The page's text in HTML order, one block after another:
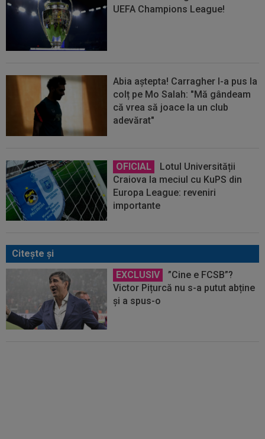
UEFA Champions League!
Abia aștepta! Carragher l-a pus la
colț pe Mo Salah: "Mă gândeam
că vrea să joace la un club
adevărat"
OFICIAL
Lotul Universității
Craiova la meciul cu KuPS din
Europa League: reveniri
importante
Citeşte şi
EXCLUSIV
”Cine e FCSB”?
Victor Pițurcă nu s-a putut abține
și a spus-o